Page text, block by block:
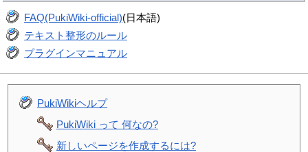
FAQ(PukiWiki-official)(日本語)
テキスト整形のルール
プラグインマニュアル
PukiWikiヘルプ
PukiWiki って 何なの?
新しいページを作成するには?